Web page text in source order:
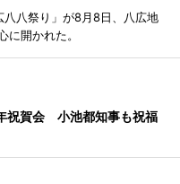
八祭り」が8月8日、八広地
開かれた。
祝賀会 小池都知事も祝福